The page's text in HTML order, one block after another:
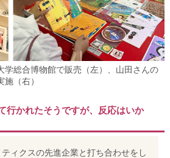
総合博物館で販売（左）、山田さんの
（右）
行かれたそうですが、反応はいか
ィクスの先進企業と打ち合わせをし